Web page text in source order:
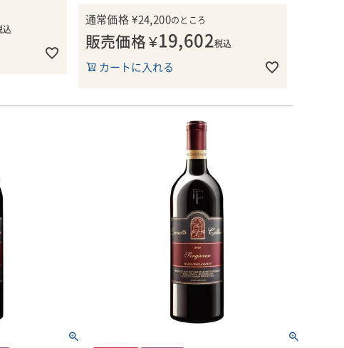
ーです。
チャールズは、大学でワイン造りを勉強し
たり、ワイナリーで見習いをした経験があ
りません。代わりに、ワイン醸造の教科書
ナリーを何年も訪問して得た知識を吸収し
てのし上がってきた、独学の天才です。
チャールズの手掛けるワインは、ワイン・
アドヴォケイト、ワイン・スペクテイタ
ー、ワイン・エンスージアストなど主要な
ワイン評価雑誌から高い評価を受け続けて
また、チャールズ・スミス自身への評価も
高く、ワイン・エンスージアスト(2014年)
とフード＆ワイン(2009年)から「年間最優
に位置して
チと玄武岩
カルシウム
成し根が伸
し51日
樽(パンチ
していま
て
シントン
ダー的存在
るワイナリ
た経験があ
す。53日間浸漬させ、フレンチオーク樽
(新樽58％)にて、澱の上で22か月樽熟成し
ています。アルコール度数14.0％。
K(ケイ)・ヴィントナーズは、ワシントン
州のシラーの造り手としてリーダー的存在
のチャールズ・スミスが手掛けるワイナリ
ーです。チャールズは、大学でワイン造り
を勉強したり、ワイナリーで見習いをした
経験がありません。代わりに、ワイン醸造
の教科書や、フランス、ドイツ、ワシント
ンのワイナリーを何年も訪問して得た知識
を吸収してのし上がってきた、独学の天才
チャールズの手掛けるワインは、ワイン・
などなど主要なワイン評価雑誌から高い評
価を受け続けており、現在、95点以上を
獲得したワインが198アイテム、90点以上
色調の中心
。サラミや
乾いた土の
椒のスパイ
わいで、口
しく、フレ
レガンスを
ンが心地よ
良いシラー
(レヴュ
22日)
。クリスト
込
す！
たり、ドメーヌ・セリーヌのワイン造りの
1990年の初ヴィンテージ以来、「エヴェ
ンスタッド・リザーヴ」はドメーヌ・セリ
ーヌのフラッグシップワインとして位置づ
けられ、オレゴン州のピノノワールの基準
とも言える存在となっています。これは、
この芸術的なブレンド技術によるもので
■生産者のコメント
2021年のエヴェンスタッド・リザーヴ・
ピノノワールは、爽やかでエレガントなヴ
ィンテージです。シルクのように滑らかな
香りには、バラの花びら、野イチゴ、スト
通常価格 ¥24,200のところ
販売価格¥19,602税込
カートに入れる